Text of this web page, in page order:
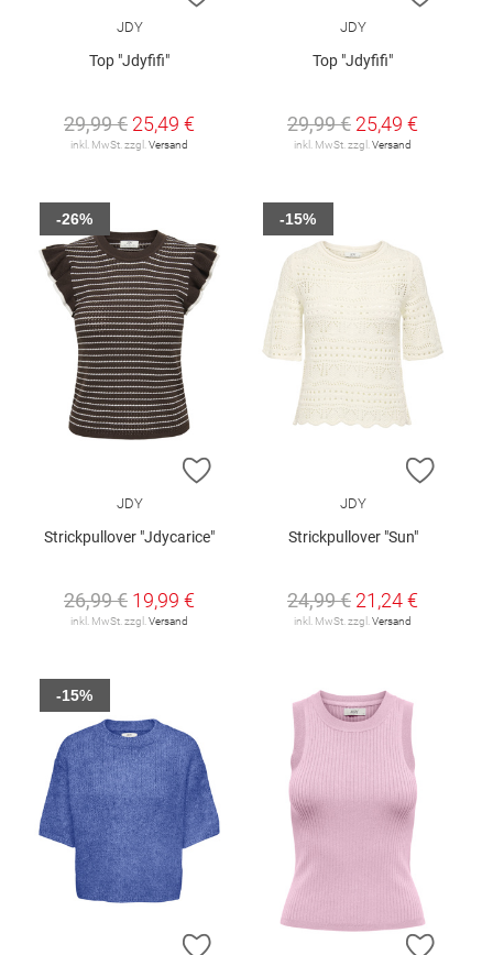
JDY
Top "Jdyfifi"
29,99 € 25,49 €
inkl. MwSt. zzgl.Versand
JDY
Top "Jdyfifi"
29,99 € 25,49 €
inkl. MwSt. zzgl.Versand
ZUR WUNSCHLISTE HINZUFÜGEN
JDY
Strickpullover "Jdycarice"
26,99 € 19,99 €
inkl. MwSt. zzgl. Versand
-26%
ZUR
JDY
Strickpullover "Sun"
24,99 € 21,24 €
inkl. MwSt. zzgl. Versand
-15%
ZUR WUNSCHLISTE HINZUFÜGEN
-15%
ZUR